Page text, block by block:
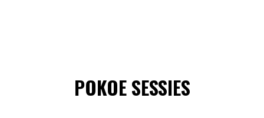
POKOE SESSIES